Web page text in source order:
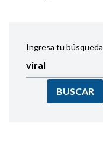
Ingresa tu búsqueda
BUSCAR